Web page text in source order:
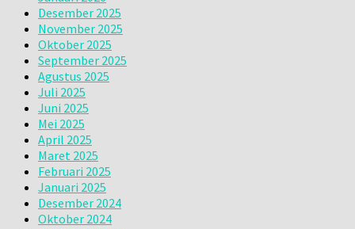
Desember 2025
November 2025
Oktober 2025
September 2025
Agustus 2025
Juli 2025
Juni 2025
Mei 2025
April 2025
Maret 2025
Februari 2025
Januari 2025
Desember 2024
Oktober 2024